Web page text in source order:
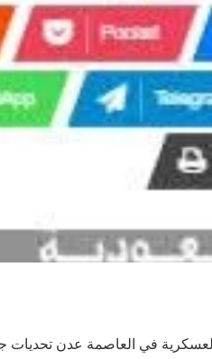
العسكرية في العاصمة عدن